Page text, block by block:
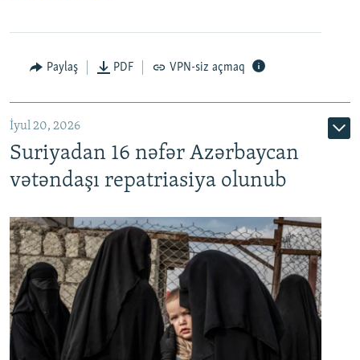
Auto
Paylaş PDF VPN-siz açmaq
İyul 20, 2026
Suriyadan 16 nəfər Azərbaycan
vətəndaşı repatriasiya olunub